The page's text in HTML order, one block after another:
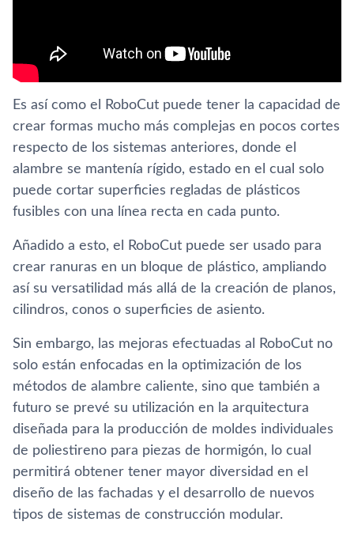
Es así como el RoboCut puede tener la capacidad de
crear formas mucho más complejas en pocos cortes
respecto de los sistemas anteriores, donde el
alambre se mantenía rígido, estado en el cual solo
puede cortar superficies regladas de plásticos
fusibles con una línea recta en cada punto.
Añadido a esto, el RoboCut puede ser usado para
crear ranuras en un bloque de plástico, ampliando
así su versatilidad más allá de la creación de planos,
cilindros, conos o superficies de asiento.
Sin embargo, las mejoras efectuadas al RoboCut no
solo están enfocadas en la optimización de los
métodos de alambre caliente, sino que también a
futuro se prevé su utilización en la arquitectura
diseñada para la producción de moldes individuales
de poliestireno para piezas de hormigón, lo cual
permitirá obtener tener mayor diversidad en el
diseño de las fachadas y el desarrollo de nuevos
tipos de sistemas de construcción modular.